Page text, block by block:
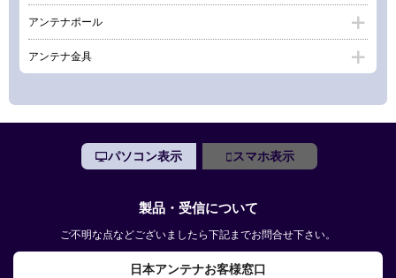
アンテナポール
アンテナ金具
パソコン表示 スマホ表示
製品・受信について
ご不明な点などございましたら下記までお問合せ下さい。
日本アンテナお客様窓口